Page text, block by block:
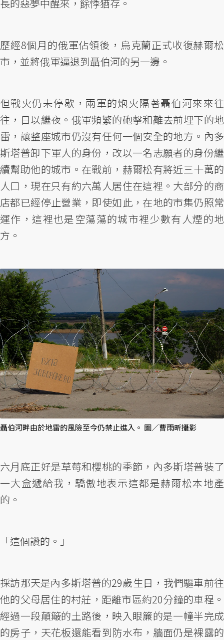
長的惡夢中醒來，餘悸猶存。
歷經8個月的俄軍佔領後，烏克蘭正式收復赫爾松
市，並將俄軍逼退到聶伯河的另一邊。
但戰火仍未停歇，兩軍的炮火隔著聶伯河來來往
往，日以繼夜。俄軍頻繁的砲擊和離去前埋下的地
雷，讓整座城市仍沒有任何一個安全的地方。內多
斯塔普卸下軍人的身份，改以一名志願者的身份繼
續幫助他的城市。在戰前，赫爾松有將近三十萬的
人口，現在只有約六萬人居住在這裡。大部分的商
店都已經停止營業，即使如此，在地的市集仍照常
運作，這裡也是空蕩蕩的城市裡少數有人煙的地
方。
聶伯河畔由於地雷的風險至今仍禁止進入。 圖／曹雨昕攝影
六月底正好是草莓和櫻桃的季節，內多斯塔普裝了
一大盒遞給我，驕傲地表示這都是赫爾松本地產
的。
「這個讚的。」
採訪那天是內多斯塔普的29歲生日，我們驅車前往
他的父母居住的村莊，距離市區約20分鐘的車程。
經過一段顛簸的土路後，映入眼簾的是一幢半完成
的房子，天花板還能看到防水布，牆面仍是裸露的